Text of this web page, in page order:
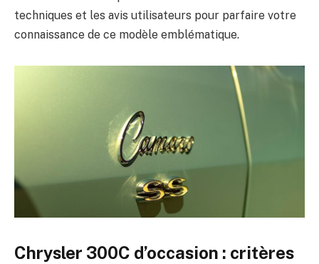
techniques et les avis utilisateurs pour parfaire votre
connaissance de ce modèle emblématique.
Chrysler 300C d’occasion : critères